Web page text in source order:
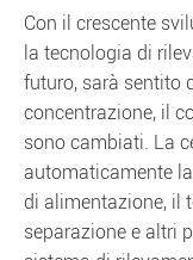
Con il crescente
la tecnologia di
futuro, sarà sentito
concentrazione, il
sono cambiati. La
automaticamente
di alimentazione, il
separazione e altri